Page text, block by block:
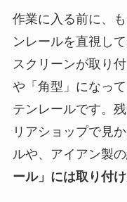
作業に入る前に、
ンレールを直視し
スクリーンが取り
や「角型」になっ
テンレールです。
リアショップで見
ルや、アイアン製
ール」には取り付け